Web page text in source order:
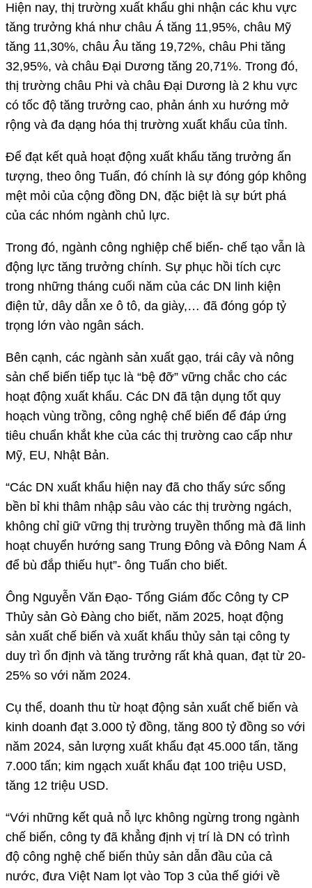
Hiện nay, thị trường xuất khẩu ghi nhận các khu vực
tăng trưởng khá như châu Á tăng 11,95%, châu Mỹ
tăng 11,30%, châu Âu tăng 19,72%, châu Phi tăng
32,95%, và châu Đại Dương tăng 20,71%. Trong đó,
thị trường châu Phi và châu Đại Dương là 2 khu vực
có tốc độ tăng trưởng cao, phản ánh xu hướng mở
rộng và đa dạng hóa thị trường xuất khẩu của tỉnh.
Để đạt kết quả hoạt động xuất khẩu tăng trưởng ấn
tượng, theo ông Tuấn, đó chính là sự đóng góp không
mệt mỏi của cộng đồng DN, đặc biệt là sự bứt phá
của các nhóm ngành chủ lực.
Trong đó, ngành công nghiệp chế biến- chế tạo vẫn là
động lực tăng trưởng chính. Sự phục hồi tích cực
trong những tháng cuối năm của các DN linh kiện
điện tử, dây dẫn xe ô tô, da giày,… đã đóng góp tỷ
trọng lớn vào ngân sách.
Bên cạnh, các ngành sản xuất gạo, trái cây và nông
sản chế biến tiếp tục là “bệ đỡ” vững chắc cho các
hoạt động xuất khẩu. Các DN đã tận dụng tốt quy
hoạch vùng trồng, công nghệ chế biến để đáp ứng
tiêu chuẩn khắt khe của các thị trường cao cấp như
Mỹ, EU, Nhật Bản.
“Các DN xuất khẩu hiện nay đã cho thấy sức sống
bền bỉ khi thâm nhập sâu vào các thị trường ngách,
không chỉ giữ vững thị trường truyền thống mà đã linh
hoạt chuyển hướng sang Trung Đông và Đông Nam Á
để bù đắp thiếu hụt”- ông Tuấn cho biết.
Ông Nguyễn Văn Đạo- Tổng Giám đốc Công ty CP
Thủy sản Gò Đàng cho biết, năm 2025, hoạt động
sản xuất chế biến và xuất khẩu thủy sản tại công ty
duy trì ổn định và tăng trưởng rất khả quan, đạt từ 20-
25% so với năm 2024.
Cụ thể, doanh thu từ hoạt động sản xuất chế biến và
kinh doanh đạt 3.000 tỷ đồng, tăng 800 tỷ đồng so với
năm 2024, sản lượng xuất khẩu đạt 45.000 tấn, tăng
7.000 tấn; kim ngạch xuất khẩu đạt 100 triệu USD,
tăng 12 triệu USD.
“Với những kết quả nỗ lực không ngừng trong ngành
chế biến, công ty đã khẳng định vị trí là DN có trình
độ công nghệ chế biến thủy sản dẫn đầu của cả
nước, đưa Việt Nam lọt vào Top 3 của thế giới về